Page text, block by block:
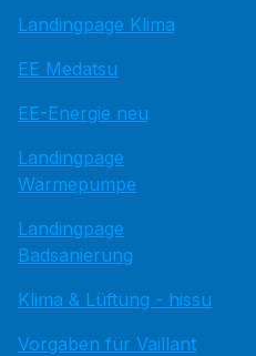
Landingpage Klima
EE Medatsu
EE-Energie neu
Landingpage
Wärmepumpe
Landingpage
Badsanierung
Klima & Lüftung - hissu
Vorgaben für Vaillant